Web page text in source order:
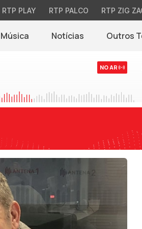
RTP PLAY RTP PALCO RTP ZIG
Música Notícias(abre em nova
Outros
NO AR